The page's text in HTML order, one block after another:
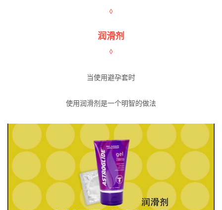
◊
润滑剂
◊
当使用避孕套时
使用润滑剂是一个明智的做法